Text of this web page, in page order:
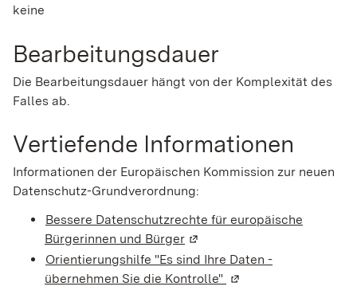
keine
Bearbeitungsdauer
Die Bearbeitungsdauer hängt von der Komplexität des
Falles ab.
Vertiefende Informationen
Informationen der Europäischen Kommission zur neuen
Datenschutz-Grundverordnung:
Bessere Datenschutzrechte für europäische
Bürgerinnen und Bürger (Wird in einem neuen
Orientierungshilfe "Es sind Ihre Daten -
übernehmen Sie die Kontrolle" (Wird in einem